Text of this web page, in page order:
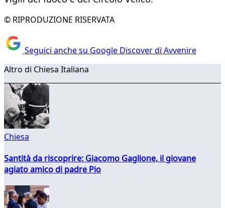
© RIPRODUZIONE RISERVATA
Seguici anche su Google Discover di Avvenire
Altro di Chiesa Italiana
Chiesa
Santità da riscoprire: Giacomo Gaglione, il giovane
agiato amico di padre Pio